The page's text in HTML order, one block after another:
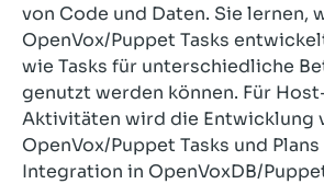
von Code und Daten. Sie lernen,
OpenVox/Puppet Tasks
wie Tasks für unterschiedliche
genutzt werden können. Für
Aktivitäten wird die Entwicklung
OpenVox/Puppet Tasks und
Integration in OpenVoxDB/